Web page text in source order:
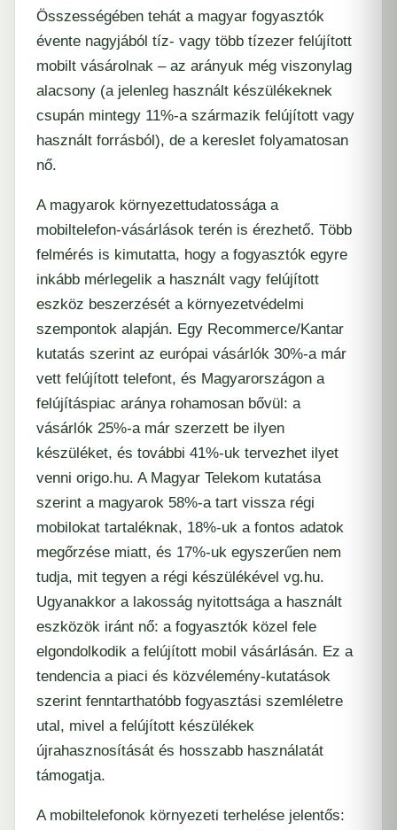
Összességében tehát a magyar fogyasztók
évente nagyjából tíz- vagy több tízezer felújított
mobilt vásárolnak – az arányuk még viszonylag
alacsony (a jelenleg használt készülékeknek
csupán mintegy 11%-a származik felújított vagy
használt forrásból), de a kereslet folyamatosan
nő.
A magyarok környezettudatossága a
mobiltelefon-vásárlások terén is érezhető. Több
felmérés is kimutatta, hogy a fogyasztók egyre
inkább mérlegelik a használt vagy felújított
eszköz beszerzését a környezetvédelmi
szempontok alapján. Egy Recommerce/Kantar
kutatás szerint az európai vásárlók 30%-a már
vett felújított telefont, és Magyarországon a
felújításpiac aránya rohamosan bővül: a
vásárlók 25%-a már szerzett be ilyen
készüléket, és további 41%-uk tervezhet ilyet
venni origo.hu. A Magyar Telekom kutatása
szerint a magyarok 58%-a tart vissza régi
mobilokat tartaléknak, 18%-uk a fontos adatok
megőrzése miatt, és 17%-uk egyszerűen nem
tudja, mit tegyen a régi készülékével vg.hu.
Ugyanakkor a lakosság nyitottsága a használt
eszközök iránt nő: a fogyasztók közel fele
elgondolkodik a felújított mobil vásárlásán. Ez a
tendencia a piaci és közvélemény-kutatások
szerint fenntarthatóbb fogyasztási szemléletre
utal, mivel a felújított készülékek
újrahasznosítását és hosszabb használatát
támogatja.
A mobiltelefonok környezeti terhelése jelentős: